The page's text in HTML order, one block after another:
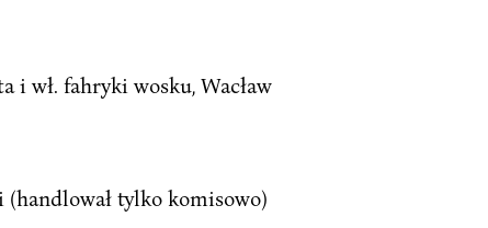
i wł. fahryki wosku, Wacław
(handlował tylko komisowo)